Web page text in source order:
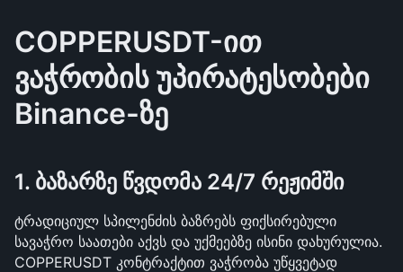
COPPERUSDT-ით
ვაჭრობის უპირატესობები
Binance-ზე
1. ბაზარზე წვდომა 24/7 რეჟიმში
ტრადიციულ სპილენძის ბაზრებს ფიქსირებული
სავაჭრო საათები აქვს და უქმეებზე ისინი დახურულია.
COPPERUSDT კონტრაქტით ვაჭრობა უწყვეტად